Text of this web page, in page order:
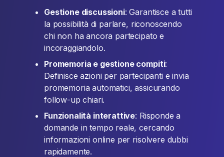
Gestione discussioni: Garantisce a tutti
la possibilità di parlare, riconoscendo
chi non ha ancora partecipato e
incoraggiandolo.
Promemoria e gestione compiti:
Definisce azioni per partecipanti e invia
promemoria automatici, assicurando
follow-up chiari.
Funzionalità interattive: Risponde a
domande in tempo reale, cercando
informazioni online per risolvere dubbi
rapidamente.